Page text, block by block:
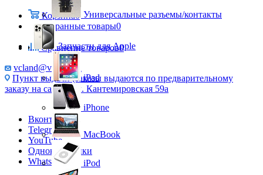
Корзина0
Избранные товары0
Сравнение товаров0
vcland@vcland.ru
Пункт выдачи (заказы выдаются по предварительному
заказу на сайте), ул. Кантемировская 59а
Вконтакте
Telegram
YouTube
Одноклассники
WhatsApp
Универсальные разъемы/контакты
Запчасти для Apple
iPad
iPhone
MacBook
iPod